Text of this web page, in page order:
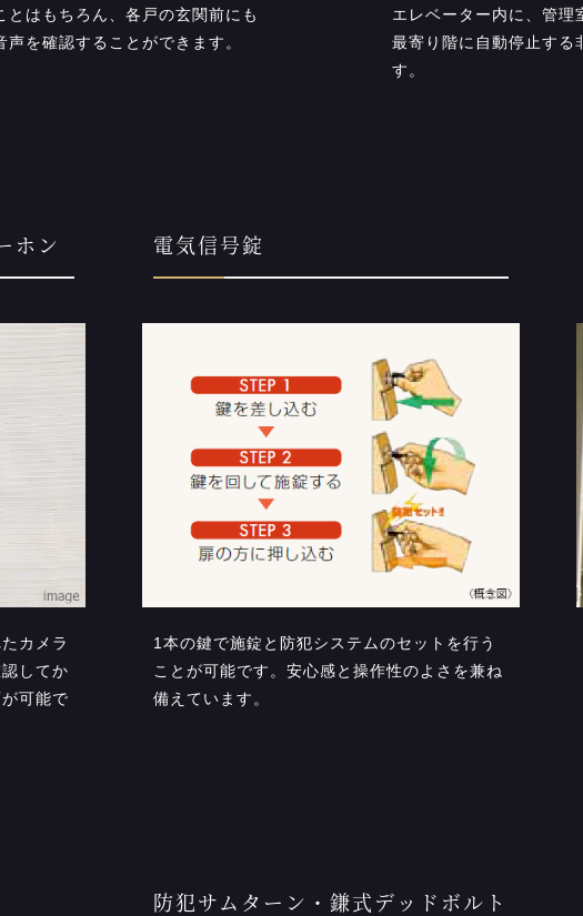
はもちろん、各戸の玄関前にも
を確認することができます。
エレベーター内に、管
最寄り階に自動停止する
す。
ホン
カメラ
してか
可能で
電気信号錠
1本の鍵で施錠と防犯システムのセットを行う
ことが可能です。安心感と操作性のよさを兼ね
備えています。
防犯サムターン・鎌式デッドボルト